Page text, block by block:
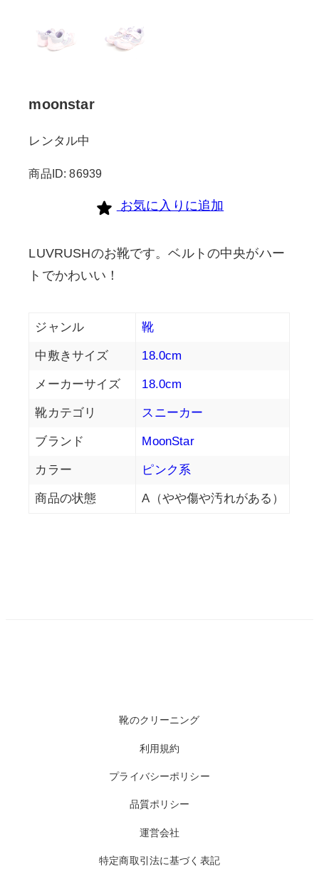
moonstar
レンタル中
商品ID: 86939
お気に入りに追加
LUVRUSHのお靴です。ベルトの中央がハー
トでかわいい！
ジャンル 靴
中敷きサイズ 18.0cm
メーカーサイズ 18.0cm
靴カテゴリ スニーカー
ブランド MoonStar
カラー ピンク系
商品の状態 A（やや傷や汚れがある）
靴のクリーニング
利用規約
プライバシーポリシー
品質ポリシー
運営会社
特定商取引法に基づく表記